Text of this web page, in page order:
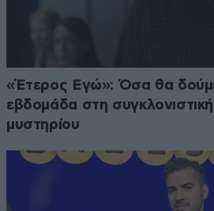
«Έτερος Εγώ»: Όσα θα
εβδομάδα στη
μυστηρίου